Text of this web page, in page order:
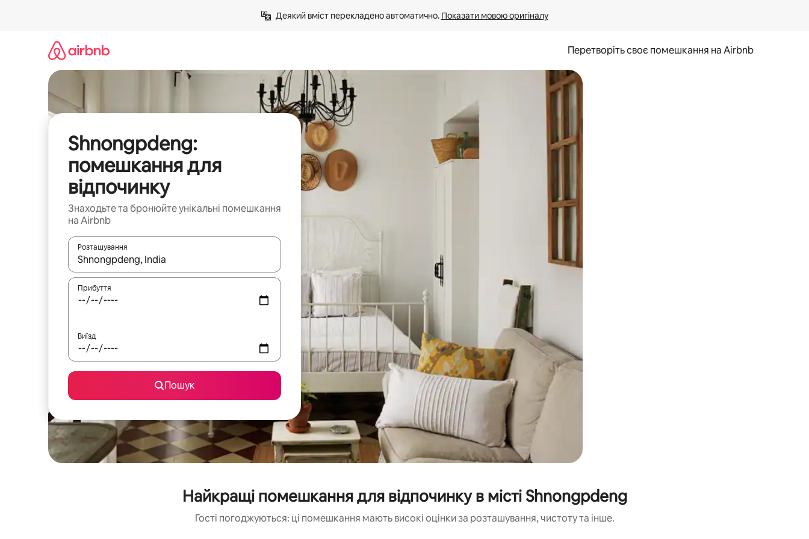
Деякий вміст перекладено автоматично. Показати мовою оригіналу
Перетворіть своє помешкання на Airbnb
Shnongpdeng:
помешкання для
відпочинку
Знаходьте та бронюйте унікальні помешкання
на Airbnb
Розташування
Отримавши результати пошуку, використовуйте для навігації сторінкою клавіші зі стрілками вгору та вниз або жести дотику та гортання.
Прибуття
Виїзд
Пошук
Найкращі помешкання для відпочинку в місті Shnongpdeng
Гості погоджуються: ці помешкання мають високі оцінки за розташування, чистоту та інше.